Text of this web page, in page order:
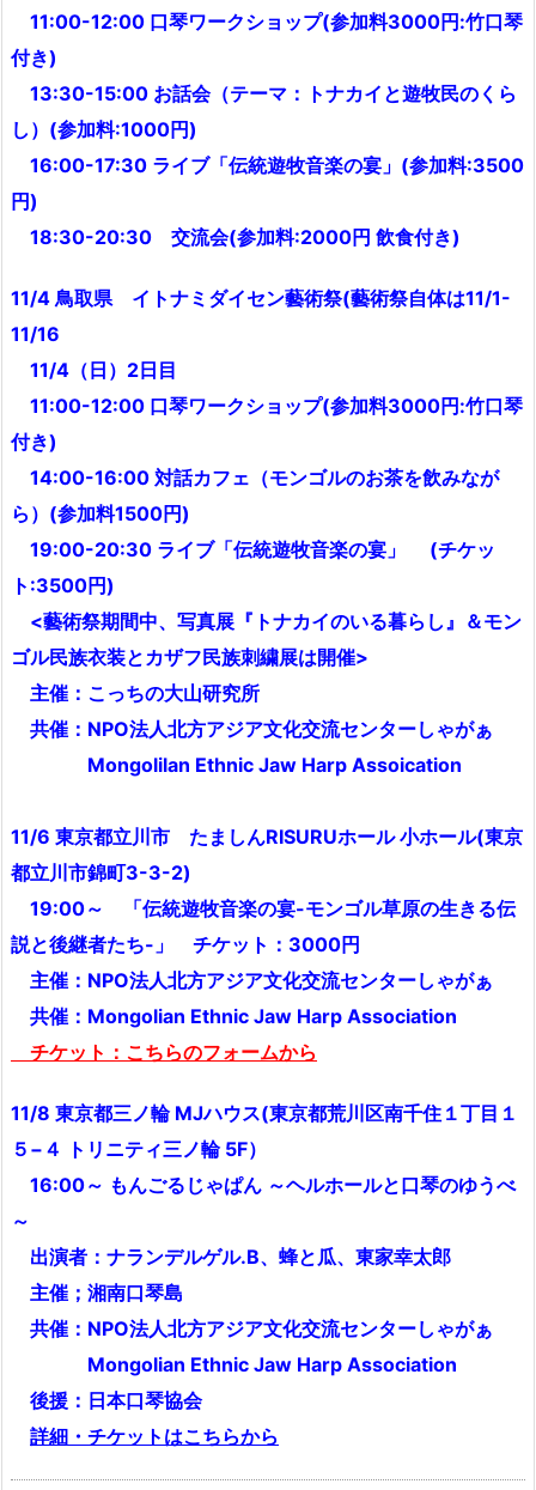
11:00-12:00 口琴ワークショップ(参加料3000円:竹口琴
付き)
13:30-15:00 お話会（テーマ：トナカイと遊牧民のくら
し）(参加料:1000円)
16:00-17:30 ライブ「伝統遊牧音楽の宴」(参加料:3500
円)
18:30-20:30 交流会(参加料:2000円 飲食付き)
11/4 鳥取県 イトナミダイセン藝術祭(藝術祭自体は11/1-
11/16
11/4（日）2日目
11:00-12:00 口琴ワークショップ(参加料3000円:竹口琴
付き)
14:00-16:00 対話カフェ（モンゴルのお茶を飲みなが
ら）(参加料1500円)
19:00-20:30 ライブ「伝統遊牧音楽の宴」 (チケッ
ト:3500円)
<藝術祭期間中、写真展『トナカイのいる暮らし』＆モン
ゴル民族衣装とカザフ民族刺繍展は開催>
主催：こっちの大山研究所
共催：NPO法人北方アジア文化交流センターしゃがぁ
Mongolilan Ethnic Jaw Harp Assoication
11/6 東京都立川市 たましんRISURUホール 小ホール(東京
都立川市錦町3-3-2)
19:00～ 「伝統遊牧音楽の宴-モンゴル草原の生きる伝
説と後継者たち-」 チケット：3000円
主催：NPO法人北方アジア文化交流センターしゃがぁ
共催：Mongolian Ethnic Jaw Harp Association
チケット：こちらのフォームから
11/8 東京都三ノ輪 MJハウス(東京都荒川区南千住１丁目１
５−４ トリニティ三ノ輪 5F）
16:00～ もんごるじゃぱん ～ヘルホールと口琴のゆうべ
～
出演者：ナランデルゲル.B、蜂と瓜、東家幸太郎
主催；湘南口琴島
共催：NPO法人北方アジア文化交流センターしゃがぁ
Mongolian Ethnic Jaw Harp Association
後援：日本口琴協会
詳細・チケットはこちらから